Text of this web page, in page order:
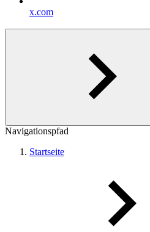
x.com
Navigationspfad
Startseite